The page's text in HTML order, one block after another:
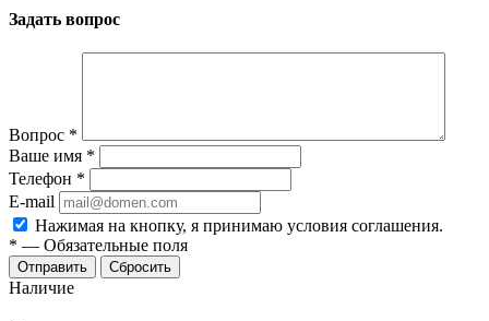
Задать вопрос
Вопрос *
Ваше имя *
Телефон *
E-mail
Нажимая на кнопку, я принимаю условия соглашения.
* — Обязательные поля
Отправить Сбросить
Наличие